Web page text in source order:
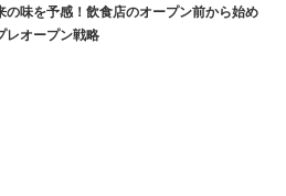
の味を予感！飲食店のオープン前から始め
レオープン戦略